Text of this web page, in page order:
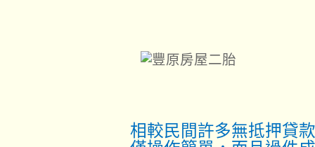
相較民間許多無抵押貸